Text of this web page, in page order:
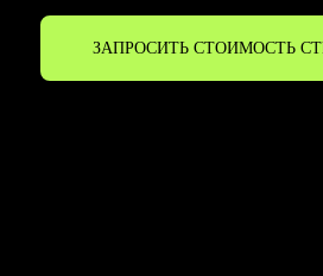
ЗАПРОСИТЬ СТОИМОСТЬ